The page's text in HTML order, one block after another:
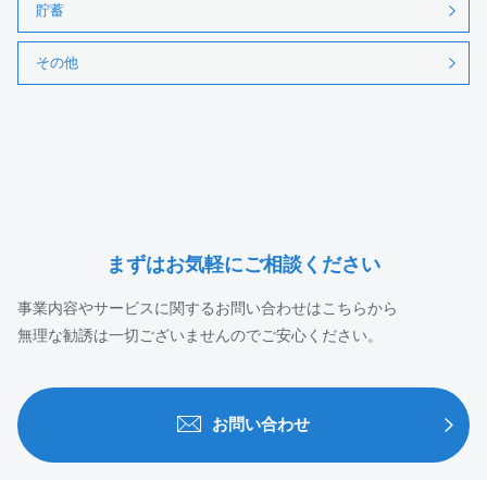
貯蓄
その他
まずはお気軽にご相談ください
事業内容やサービスに関するお問い合わせはこちらから
無理な勧誘は一切ございませんのでご安心ください。
お問い合わせ